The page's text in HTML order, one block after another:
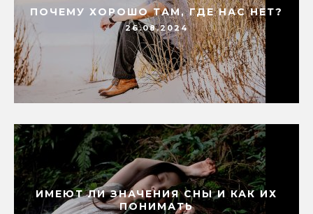
ПОЧЕМУ ХОРОШО ТАМ, ГДЕ НАС НЕТ?
26.08.2024
ИМЕЮТ ЛИ ЗНАЧЕНИЯ СНЫ И КАК ИХ
ПОНИМАТЬ